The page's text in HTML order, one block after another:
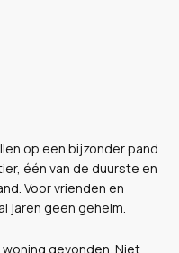
op een bijzonder pand
één van de duurste en
Voor vrienden en
jaren geen geheim.
gevonden. Niet